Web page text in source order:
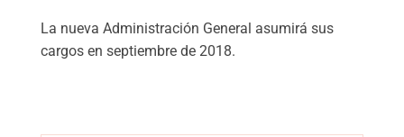
La nueva Administración General asumirá sus
cargos en septiembre de 2018.